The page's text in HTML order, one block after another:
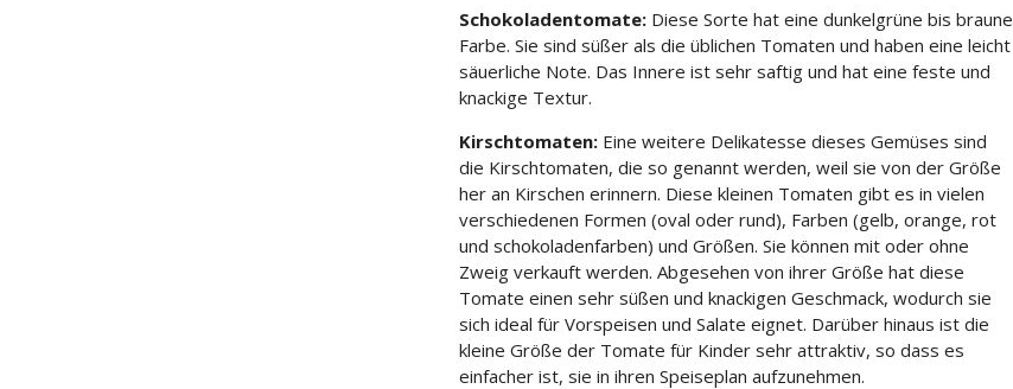
Schokoladentomate: Diese Sorte hat eine dunkelgrüne bis braune
Farbe. Sie sind süßer als die üblichen Tomaten und haben eine leicht
säuerliche Note. Das Innere ist sehr saftig und hat eine feste und
knackige Textur.
Kirschtomaten: Eine weitere Delikatesse dieses Gemüses sind
die Kirschtomaten, die so genannt werden, weil sie von der Größe
her an Kirschen erinnern. Diese kleinen Tomaten gibt es in vielen
verschiedenen Formen (oval oder rund), Farben (gelb, orange, rot
und schokoladenfarben) und Größen. Sie können mit oder ohne
Zweig verkauft werden. Abgesehen von ihrer Größe hat diese
Tomate einen sehr süßen und knackigen Geschmack, wodurch sie
sich ideal für Vorspeisen und Salate eignet. Darüber hinaus ist die
kleine Größe der Tomate für Kinder sehr attraktiv, so dass es
einfacher ist, sie in ihren Speiseplan aufzunehmen.